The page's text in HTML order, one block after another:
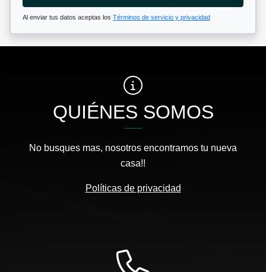
Al enviar tus datos aceptas los Términos de servicio y privacidad
QUIÉNES SOMOS
No busques mas, nosotros encontramos tu nueva
casa!!
Políticas de privacidad